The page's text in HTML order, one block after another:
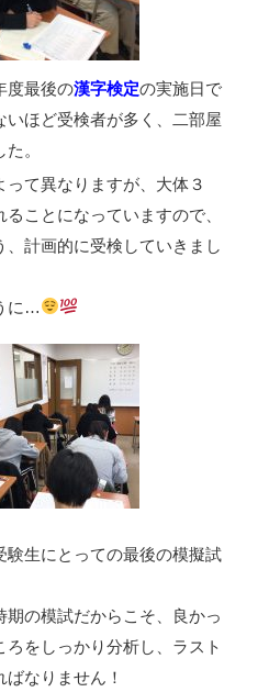
度最後の漢字検定の実施日で
いほど受検者が多く、二部屋
。
て異なりますが、大体３
ことになっていますので、
計画的に受検していきまし
に…
験生にとっての最後の模擬試
の模試だからこそ、良かっ
をしっかり分析し、ラスト
なりません！